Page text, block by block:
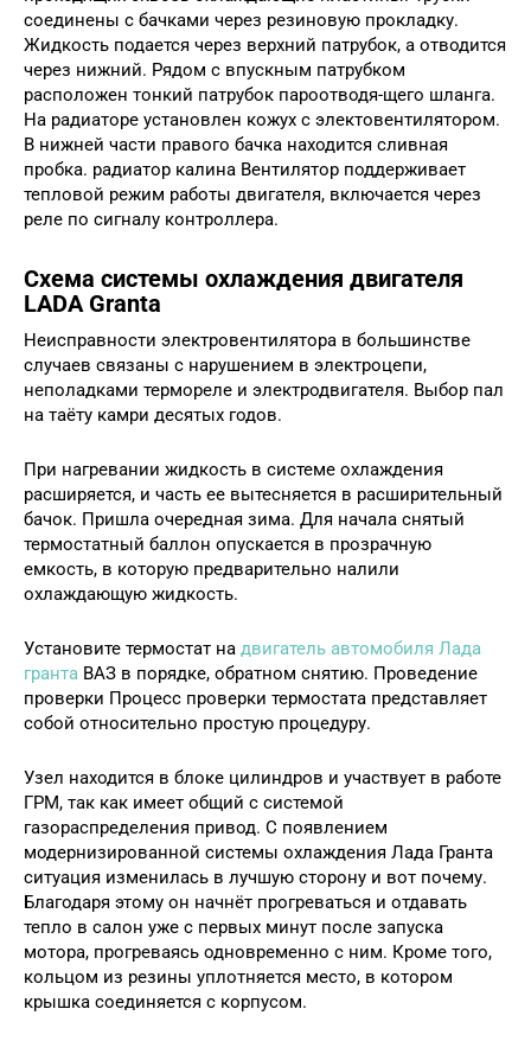
соединены с бачками через резиновую прокладку.
Жидкость подается через верхний патрубок, а отводится
через нижний. Рядом с впускным патрубком
расположен тонкий патрубок пароотводя-щего шланга.
На радиаторе установлен кожух с электовентилятором.
В нижней части правого бачка находится сливная
пробка. радиатор калина Вентилятор поддерживает
тепловой режим работы двигателя, включается через
реле по сигналу контроллера.
Схема системы охлаждения двигателя
LADA Granta
Неисправности электровентилятора в большинстве
случаев связаны с нарушением в электроцепи,
неполадками термореле и электродвигателя. Выбор пал
на таёту камри десятых годов.
При нагревании жидкость в системе охлаждения
расширяется, и часть ее вытесняется в расширительный
бачок. Пришла очередная зима. Для начала снятый
термостатный баллон опускается в прозрачную
емкость, в которую предварительно налили
охлаждающую жидкость.
Установите термостат на двигатель автомобиля Лада
гранта ВАЗ в порядке, обратном снятию. Проведение
проверки Процесс проверки термостата представляет
собой относительно простую процедуру.
Узел находится в блоке цилиндров и участвует в работе
ГРМ, так как имеет общий с системой
газораспределения привод. С появлением
модернизированной системы охлаждения Лада Гранта
ситуация изменилась в лучшую сторону и вот почему.
Благодаря этому он начнёт прогреваться и отдавать
тепло в салон уже с первых минут после запуска
мотора, прогреваясь одновременно с ним. Кроме того,
кольцом из резины уплотняется место, в котором
крышка соединяется с корпусом.